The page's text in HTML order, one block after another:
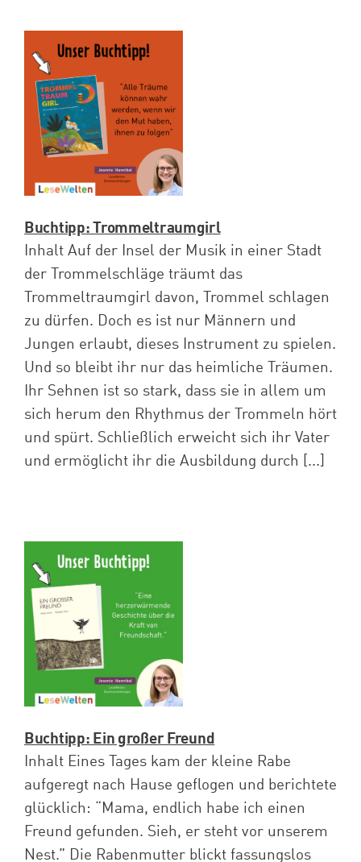
Buchtipp: Trommeltraumgirl
Inhalt Auf der Insel der Musik in einer Stadt
der Trommelschläge träumt das
Trommeltraumgirl davon, Trommel schlagen
zu dürfen. Doch es ist nur Männern und
Jungen erlaubt, dieses Instrument zu spielen.
Und so bleibt ihr nur das heimliche Träumen.
Ihr Sehnen ist so stark, dass sie in allem um
sich herum den Rhythmus der Trommeln hört
und spürt. Schließlich erweicht sich ihr Vater
und ermöglicht ihr die Ausbildung durch [...]
Buchtipp: Ein großer Freund
Inhalt Eines Tages kam der kleine Rabe
aufgeregt nach Hause geflogen und berichtete
glücklich: “Mama, endlich habe ich einen
Freund gefunden. Sieh, er steht vor unserem
Nest.” Die Rabenmutter blickt fassungslos